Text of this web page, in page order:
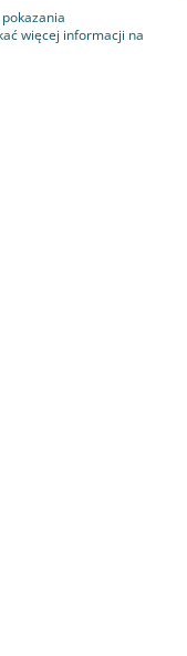
więcej informacji na